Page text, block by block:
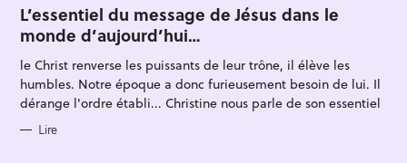
T
E
G
O
R
I
E
S
L’essentiel du message de Jésus dans le
monde d’aujourd’hui…
le Christ renverse les puissants de leur trône, il élève les
humbles. Notre époque a donc furieusement besoin de lui. Il
dérange l'ordre établi... Christine nous parle de son essentiel
Lire
R
e
c